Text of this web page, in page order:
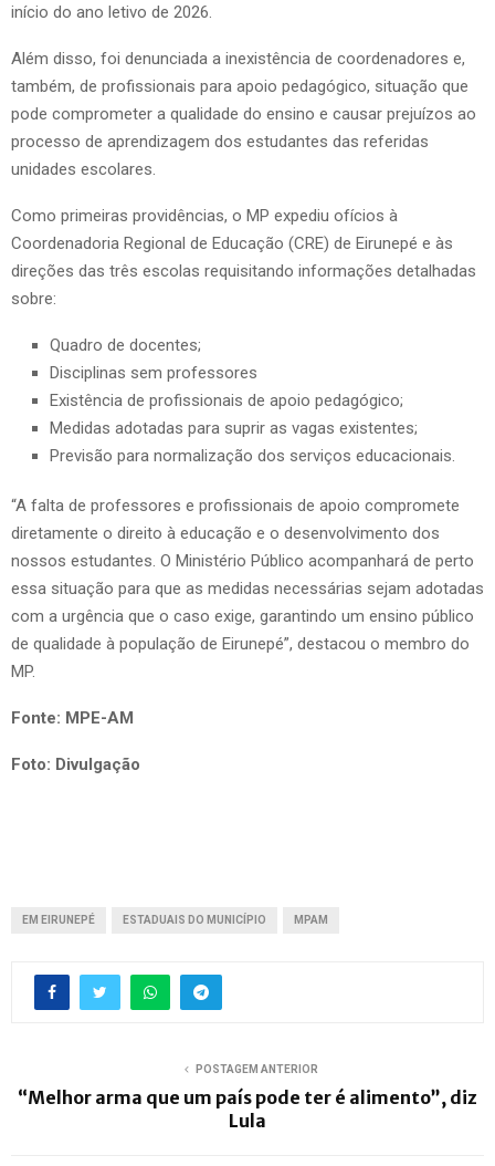
início do ano letivo de 2026.
Além disso, foi denunciada a inexistência de coordenadores e,
também, de profissionais para apoio pedagógico, situação que
pode comprometer a qualidade do ensino e causar prejuízos ao
processo de aprendizagem dos estudantes das referidas
unidades escolares.
Como primeiras providências, o MP expediu ofícios à
Coordenadoria Regional de Educação (CRE) de Eirunepé e às
direções das três escolas requisitando informações detalhadas
sobre:
Quadro de docentes;
Disciplinas sem professores
Existência de profissionais de apoio pedagógico;
Medidas adotadas para suprir as vagas existentes;
Previsão para normalização dos serviços educacionais.
“A falta de professores e profissionais de apoio compromete
diretamente o direito à educação e o desenvolvimento dos
nossos estudantes. O Ministério Público acompanhará de perto
essa situação para que as medidas necessárias sejam adotadas
com a urgência que o caso exige, garantindo um ensino público
de qualidade à população de Eirunepé”, destacou o membro do
MP.
Fonte: MPE-AM
Foto: Divulgação
EM EIRUNEPÉ ESTADUAIS DO MUNICÍPIO MPAM
POSTAGEM ANTERIOR
“Melhor arma que um país pode ter é alimento”, diz
Lula